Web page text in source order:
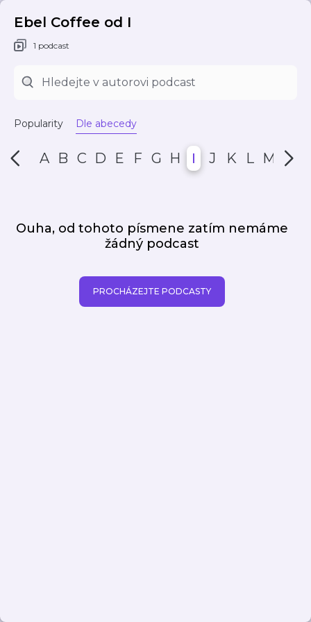
Ebel Coffee od I
1 podcast
Popularity Dle abecedy
A B C D E F G H I J K L M N
Ouha, od tohoto písmene zatím nemáme
žádný podcast
PROCHÁZEJTE PODCASTY